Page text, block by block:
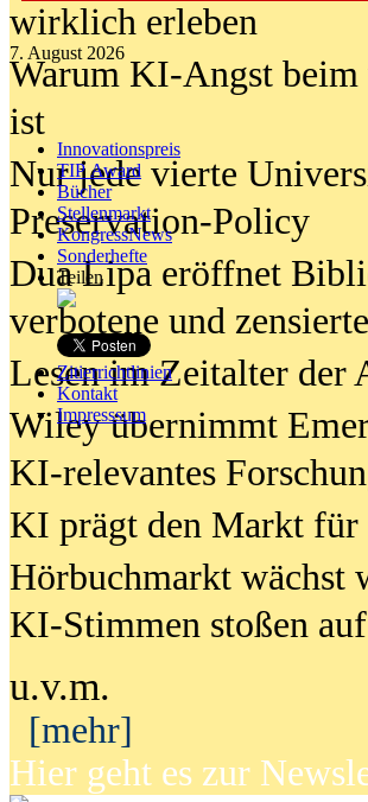
7. August 2026
Innovationspreis
TIP Award
Bücher
Stellenmarkt
KongressNews
Sonderhefte
Teilen
Zitierrichtlinien
Kontakt
Impresssum
wirklich erleben
Warum KI-Angst beim
ist
Nur jede vierte
Preservation-Policy
Dua Lipa eröffnet
verbotene und
Lesen im Zeitalter der
Wiley übernimmt
KI-relevantes
KI prägt den Markt für
Hörbuchmarkt wächst
KI-Stimmen stoßen
u.v.m.
[mehr]
Hier geht es zur